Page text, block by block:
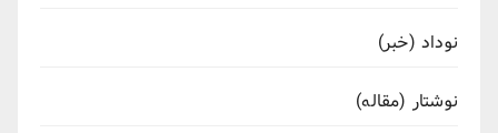
نوداد (خبر)
نوشتار (مقاله)